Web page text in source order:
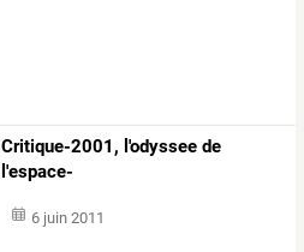
Critique-2001, l'odyssee de
l'espace-
6 juin 2011